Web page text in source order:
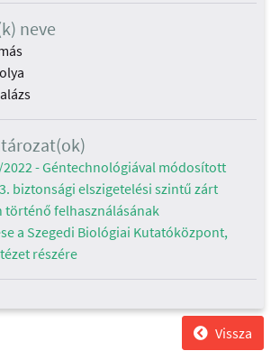
neve
2022 - Géntechnológiával módosított
biztonsági elszigetelési szintű zárt
történő felhasználásának
a Szegedi Biológiai Kutatóközpont,
részére
Vissza